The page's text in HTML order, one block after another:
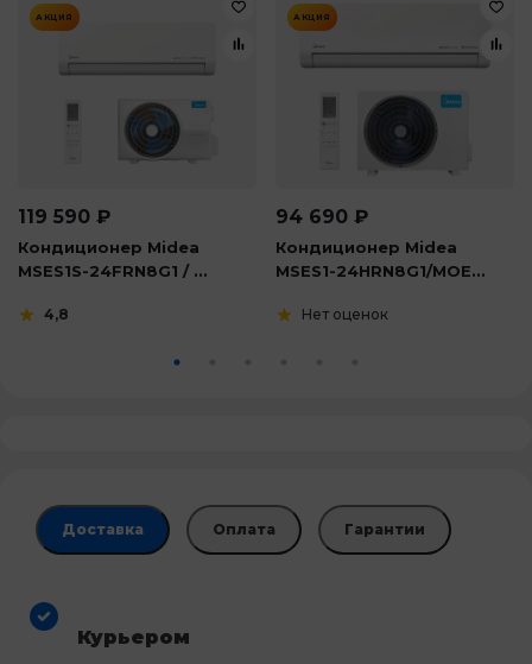
АКЦИЯ
119 590 ₽
Кондиционер Midea
MSES1S-24FRN8G1 / ...
4,8
АКЦИЯ
94 690 ₽
Кондиционер Midea
MSES1-24HRN8G1/MOE...
Нет оценок
Доставка Оплата Гарантии
Курьером